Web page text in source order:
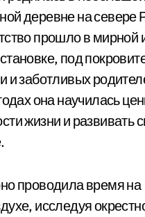
деревне на севере
прошло в мирной
под
и заботливых
она научилась
жизни и развивать
проводила время на
исследуя